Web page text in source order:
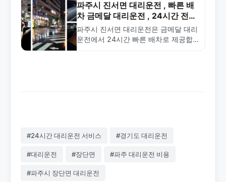
1577-4774로 전화하세요.
파주시 진서면 대리운전 , 빠른 배
차 금메달 대리운전 , 24시간 전화
상담
파주시 진서면 대리운전은 금메달 대리
운전에서 24시간 빠른 배차로 제공합
#24시간 대리운전 서비스 #경기도 대리운전
#대리운전 #장단면 #파주 대리운전 비용
#파주시 장단면 대리운전